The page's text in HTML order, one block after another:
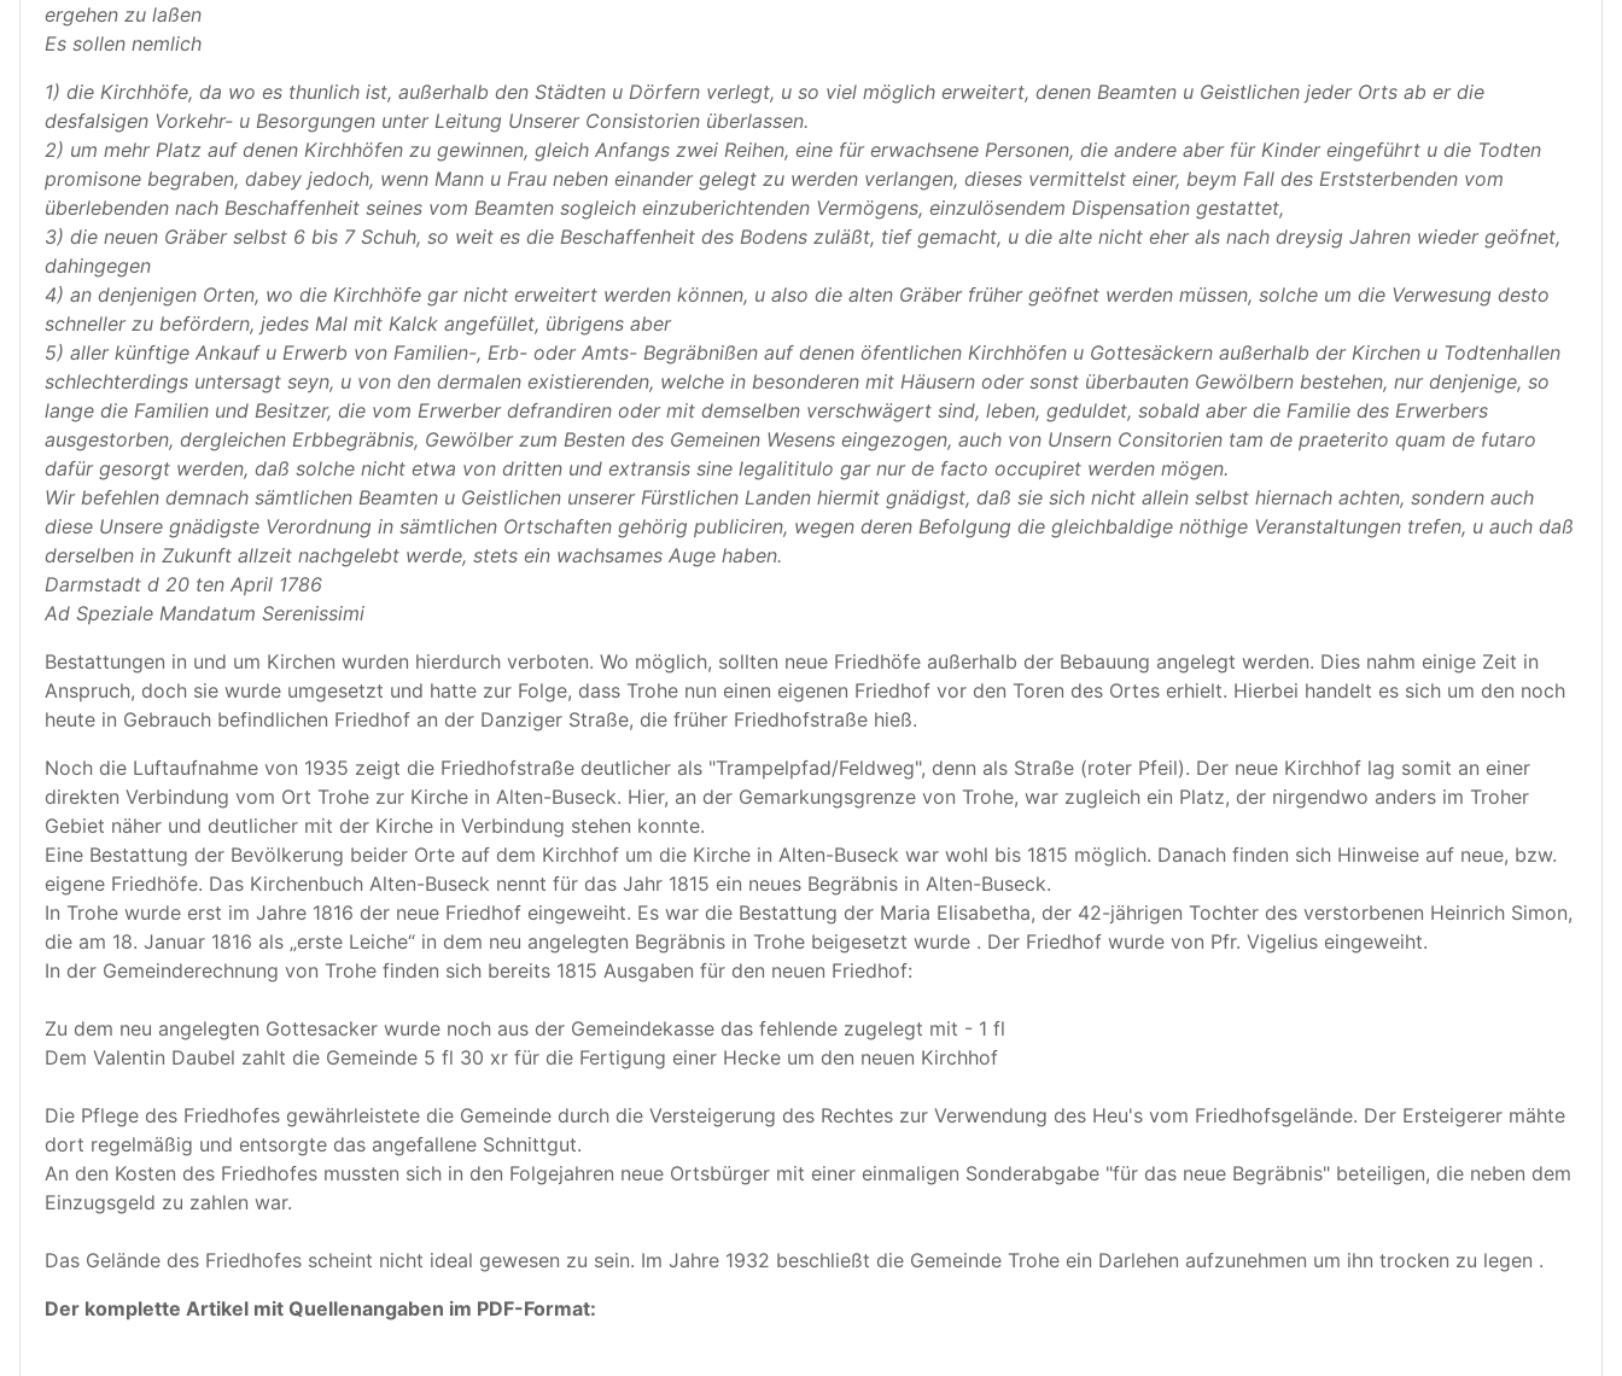
ergehen zu laßen
Es sollen nemlich
1) die Kirchhöfe, da wo es thunlich ist, außerhalb den Städten u Dörfern verlegt, u so viel möglich erweitert, denen Beamten u Geistlichen jeder Orts ab er die
desfalsigen Vorkehr- u Besorgungen unter Leitung Unserer Consistorien überlassen.
2) um mehr Platz auf denen Kirchhöfen zu gewinnen, gleich Anfangs zwei Reihen, eine für erwachsene Personen, die andere aber für Kinder eingeführt u die Todten
promisone begraben, dabey jedoch, wenn Mann u Frau neben einander gelegt zu werden verlangen, dieses vermittelst einer, beym Fall des Erststerbenden vom
überlebenden nach Beschaffenheit seines vom Beamten sogleich einzuberichtenden Vermögens, einzulösendem Dispensation gestattet,
3) die neuen Gräber selbst 6 bis 7 Schuh, so weit es die Beschaffenheit des Bodens zuläßt, tief gemacht, u die alte nicht eher als nach dreysig Jahren wieder geöfnet,
dahingegen
4) an denjenigen Orten, wo die Kirchhöfe gar nicht erweitert werden können, u also die alten Gräber früher geöfnet werden müssen, solche um die Verwesung desto
schneller zu befördern, jedes Mal mit Kalck angefüllet, übrigens aber
5) aller künftige Ankauf u Erwerb von Familien-, Erb- oder Amts- Begräbnißen auf denen öfentlichen Kirchhöfen u Gottesäckern außerhalb der Kirchen u Todtenhallen
schlechterdings untersagt seyn, u von den dermalen existierenden, welche in besonderen mit Häusern oder sonst überbauten Gewölbern bestehen, nur denjenige, so
lange die Familien und Besitzer, die vom Erwerber defrandiren oder mit demselben verschwägert sind, leben, geduldet, sobald aber die Familie des Erwerbers
ausgestorben, dergleichen Erbbegräbnis, Gewölber zum Besten des Gemeinen Wesens eingezogen, auch von Unsern Consitorien tam de praeterito quam de futaro
dafür gesorgt werden, daß solche nicht etwa von dritten und extransis sine legalititulo gar nur de facto occupiret werden mögen.
Wir befehlen demnach sämtlichen Beamten u Geistlichen unserer Fürstlichen Landen hiermit gnädigst, daß sie sich nicht allein selbst hiernach achten, sondern auch
diese Unsere gnädigste Verordnung in sämtlichen Ortschaften gehörig publiciren, wegen deren Befolgung die gleichbaldige nöthige Veranstaltungen trefen, u auch daß
derselben in Zukunft allzeit nachgelebt werde, stets ein wachsames Auge haben.
Darmstadt d 20 ten April 1786
Ad Speziale Mandatum Serenissimi
Bestattungen in und um Kirchen wurden hierdurch verboten. Wo möglich, sollten neue Friedhöfe außerhalb der Bebauung angelegt werden. Dies nahm einige Zeit in
Anspruch, doch sie wurde umgesetzt und hatte zur Folge, dass Trohe nun einen eigenen Friedhof vor den Toren des Ortes erhielt. Hierbei handelt es sich um den noch
heute in Gebrauch befindlichen Friedhof an der Danziger Straße, die früher Friedhofstraße hieß.
Noch die Luftaufnahme von 1935 zeigt die Friedhofstraße deutlicher als "Trampelpfad/Feldweg", denn als Straße (roter Pfeil). Der neue Kirchhof lag somit an einer
direkten Verbindung vom Ort Trohe zur Kirche in Alten-Buseck. Hier, an der Gemarkungsgrenze von Trohe, war zugleich ein Platz, der nirgendwo anders im Troher
Gebiet näher und deutlicher mit der Kirche in Verbindung stehen konnte.
Eine Bestattung der Bevölkerung beider Orte auf dem Kirchhof um die Kirche in Alten-Buseck war wohl bis 1815 möglich. Danach finden sich Hinweise auf neue, bzw.
eigene Friedhöfe. Das Kirchenbuch Alten-Buseck nennt für das Jahr 1815 ein neues Begräbnis in Alten-Buseck.
In Trohe wurde erst im Jahre 1816 der neue Friedhof eingeweiht. Es war die Bestattung der Maria Elisabetha, der 42-jährigen Tochter des verstorbenen Heinrich Simon,
die am 18. Januar 1816 als „erste Leiche“ in dem neu angelegten Begräbnis in Trohe beigesetzt wurde . Der Friedhof wurde von Pfr. Vigelius eingeweiht.
In der Gemeinderechnung von Trohe finden sich bereits 1815 Ausgaben für den neuen Friedhof:
Zu dem neu angelegten Gottesacker wurde noch aus der Gemeindekasse das fehlende zugelegt mit - 1 fl
Dem Valentin Daubel zahlt die Gemeinde 5 fl 30 xr für die Fertigung einer Hecke um den neuen Kirchhof
Die Pflege des Friedhofes gewährleistete die Gemeinde durch die Versteigerung des Rechtes zur Verwendung des Heu's vom Friedhofsgelände. Der Ersteigerer mähte
dort regelmäßig und entsorgte das angefallene Schnittgut.
An den Kosten des Friedhofes mussten sich in den Folgejahren neue Ortsbürger mit einer einmaligen Sonderabgabe "für das neue Begräbnis" beteiligen, die neben dem
Einzugsgeld zu zahlen war.
Das Gelände des Friedhofes scheint nicht ideal gewesen zu sein. Im Jahre 1932 beschließt die Gemeinde Trohe ein Darlehen aufzunehmen um ihn trocken zu legen .
Der komplette Artikel mit Quellenangaben im PDF-Format: